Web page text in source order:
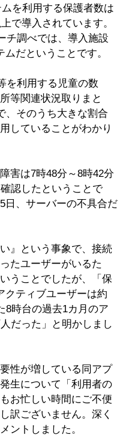
を利用する保護者数は
で導入されています。
チ調べでは、導入施設
だということです。
を利用する児童の数
等関連状況取りまと
、そのうち大きな割合
していることがわかり
害は7時48分～8時42分
認したということで
日、サーバーの不具合だ
』という事象で、接続
たユーザーがいるた
うことでしたが、「保
クティブユーザーは約
8時台の過去1カ月のア
だった」と明かしまし
性が増している同アプ
生について「利用者の
お忙しい時間にご不便
訳ございません。深く
ントしました。